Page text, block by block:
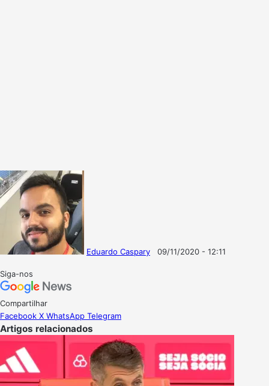
Eduardo Caspary
09/11/2020 - 12:11
Siga-nos
Compartilhar
Facebook X WhatsApp Telegram
Artigos relacionados